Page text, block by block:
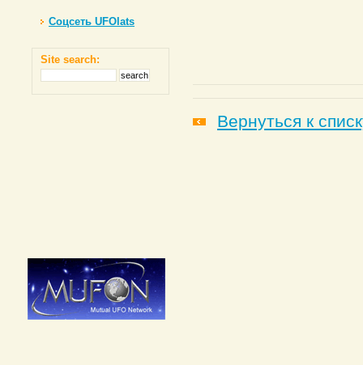
Соцсеть UFOlats
Site search:
Вернуться к